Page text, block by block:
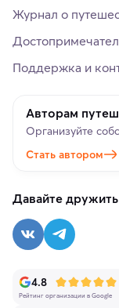
Журнал о
Поддержка и
Авторам
Организуйте
Стать автором
Давайте дружить
4.8
Рейтинг организации в Google